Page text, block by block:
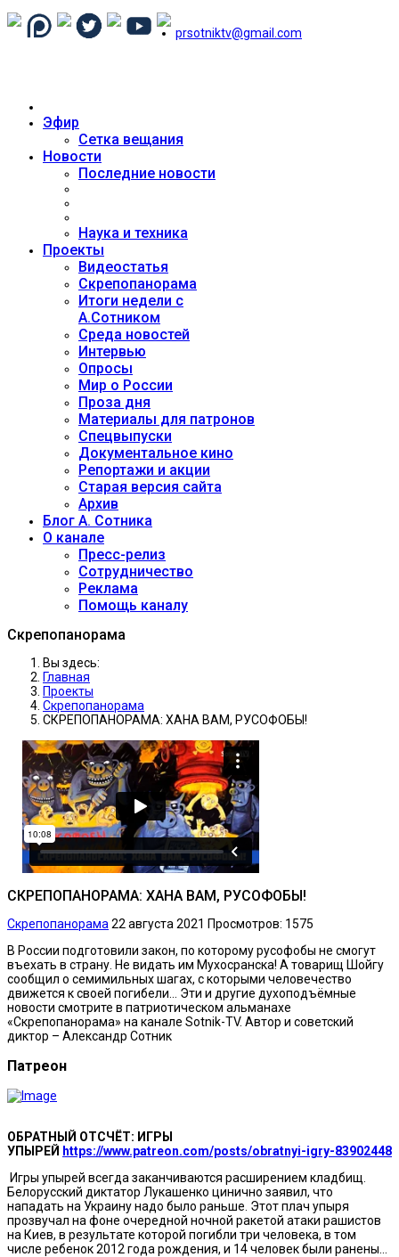
prsotniktv@gmail.com
Эфир
Сетка вещания
Новости
Последние новости
Наука и техника
Проекты
Видеостатья
Скрепопанорама
Итоги недели с
А.Сотником
Среда новостей
Интервью
Опросы
Мир о России
Проза дня
Материалы для патронов
Спецвыпуски
Документальное кино
Репортажи и акции
Старая версия сайта
Архив
Блог А. Сотника
О канале
Пресс-релиз
Сотрудничество
Реклама
Помощь каналу
Скрепопанорама
Вы здесь:
Главная
Проекты
Скрепопанорама
СКРЕПОПАНОРАМА: ХАНА ВАМ, РУСОФОБЫ!
СКРЕПОПАНОРАМА: ХАНА ВАМ, РУСОФОБЫ!
Скрепопанорама 22 августа 2021 Просмотров: 1575
В России подготовили закон, по которому русофобы не смогут
въехать в страну. Не видать им Мухосранска! А товарищ Шойгу
сообщил о семимильных шагах, с которыми человечество
движется к своей погибели… Эти и другие духоподъёмные
новости смотрите в патриотическом альманахе
«Скрепопанорама» на канале Sotnik-TV. Автор и советский
диктор – Александр Сотник
Патреон
ОБРАТНЫЙ ОТСЧЁТ: ИГРЫ
УПЫРЕЙ https://www.patreon.com/posts/obratnyi-igry-83902448
Игры упырей всегда заканчиваются расширением кладбищ.
Белорусский диктатор Лукашенко цинично заявил, что
нападать на Украину надо было раньше. Этот плач упыря
прозвучал на фоне очередной ночной ракетой атаки рашистов
на Киев, в результате которой погибли три человека, в том
числе ребенок 2012 года рождения, и 14 человек были ранены…